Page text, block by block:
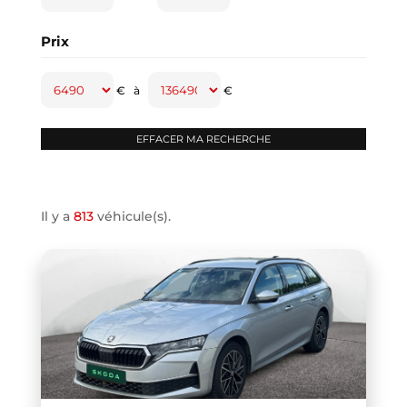
CLASSE A (1)
CLIO IV (1)
COMPASS
COOPER F67 (1)
COUPE R58 (1)
CRAFTER VAN (1)
DB11 COUPE (1)
Prix
€ à €
Il y a 813véhicule(s).